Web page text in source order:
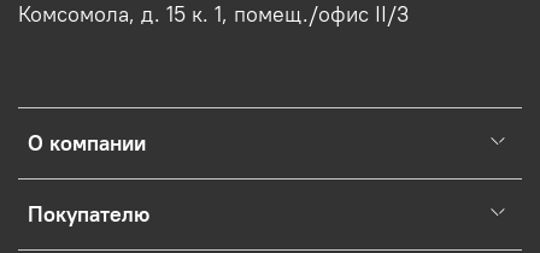
О компании
Покупателю
Комсомола, д. 15 к. 1, помещ./офис II/3